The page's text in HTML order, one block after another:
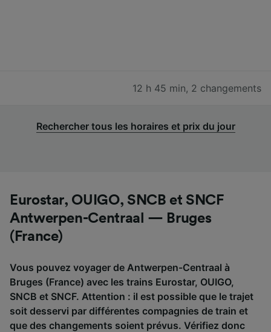
12 h 45 min, 2 changements
Rechercher tous les horaires et prix du jour
Eurostar, OUIGO, SNCB et SNCF
Antwerpen-Centraal — Bruges
(France)
Vous pouvez voyager de Antwerpen-Centraal à
Bruges (France) avec les trains Eurostar, OUIGO,
SNCB et SNCF. Attention : il est possible que le trajet
soit desservi par différentes compagnies de train et
que des changements soient prévus. Vérifiez donc